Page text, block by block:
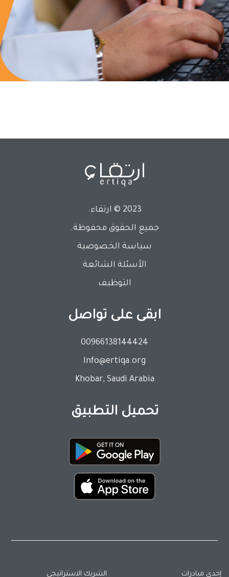
2023 © ارتقاء.
جميع الحقوق محفوظة.
سياسة الخصوصية
الأسئلة الشائعة
التوظيف
ابقى على تواصل
00966138144424
Info@ertiqa.org
Khobar, Saudi Arabia
تحميل التطبيق
إحدى مبادرات الشريك الاستراتيجي